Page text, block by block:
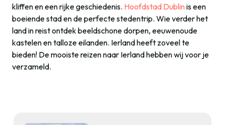
kliffen en een rijke geschiedenis. Hoofdstad Dublin is een
boeiende stad en de perfecte stedentrip. Wie verder het
land in reist ontdek beeldschone dorpen, eeuwenoude
kastelen en talloze eilanden. Ierland heeft zoveel te
bieden! De mooiste reizen naar Ierland hebben wij voor je
verzameld.